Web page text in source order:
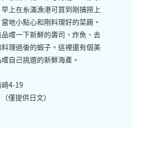
上在糸滿漁港可買到剛捕撈上
地小點心和剛料理好的菜餚。
嚐一下新鮮的壽司、炸魚、去
理過後的蝦子。這裡還有個美
自己挑選的新鮮海產。
4-19
（僅提供日文）